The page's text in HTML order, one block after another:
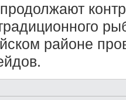
районе